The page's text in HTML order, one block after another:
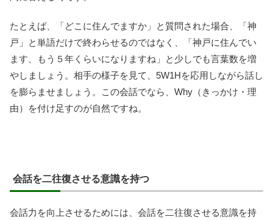
たとえば、「どこに住んでますか」と質問された場合、「神
戸」と単語だけで終わらせるのではなく、「神戸に住んでい
ます、もう５年くらいになりますね」と少しでも言葉数を増
やしましょう。相手の様子を見て、5W1Hを応用しながら話し
を膨らませましょう。この会話でなら、Why（きっかけ・理
由）を付け足すのが自然ですね。
会話を二往復させる意識を持つ
会話力を向上させるためには、会話を二往復させる意識を持